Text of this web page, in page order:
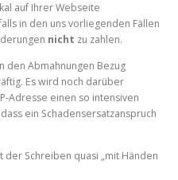
auf Ihrer Webseite
in den uns vorliegenden Fällen
nicht zu zahlen.
den Abmahnungen Bezug
Es wird noch darüber
Adresse einen so intensiven
ein Schadensersatzanspruch
der Schreiben quasi „mit Händen